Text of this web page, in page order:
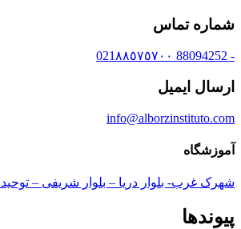
شماره تماس
- 88094252 021٨٨٥٧٥٧٠٠
ارسال ایمیل
info@alborzinstituto.com
آموزشگاه
شهرک غرب- بلوار دریا – بلوار شریفی – توحید 3 – پلاک 17
پیوندها